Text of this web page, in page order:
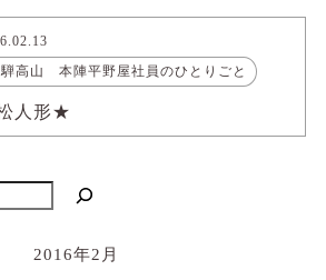
高山 本陣平野屋社員のひとりごと
人形★
2016年2月